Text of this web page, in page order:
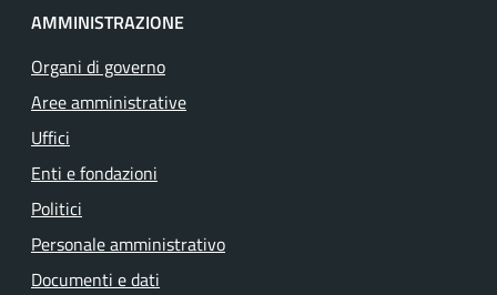
AMMINISTRAZIONE
Organi di governo
Aree amministrative
Uffici
Enti e fondazioni
Politici
Personale amministrativo
Documenti e dati